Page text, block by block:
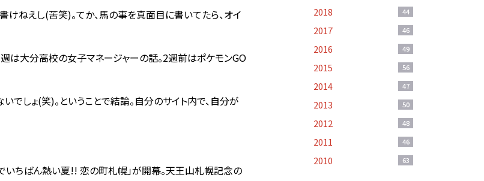
ねえし(苦笑)。てか、馬の事を真面目に書いてたら、オイ
は大分高校の女子マネージャーの話。2週前はポケモンGO
しょ(笑)。ということで結論。自分のサイト内で、自分が
いちばん熱い夏!! 恋の町札幌｣が開幕。天王山札幌記念の
2018 44
2017 46
2016 49
2015 56
2014 47
2013 50
2012 48
2011 46
2010 63